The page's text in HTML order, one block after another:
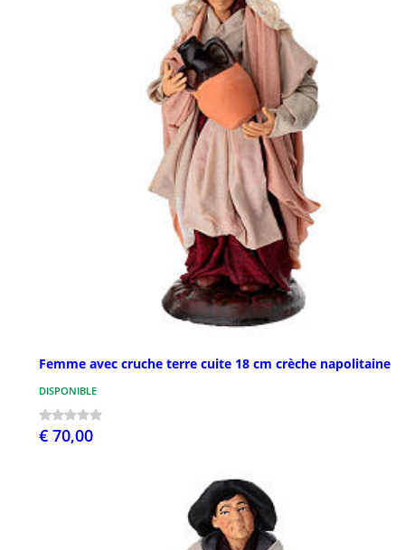
Femme avec cruche terre cuite 18 cm crèche napolitaine
DISPONIBLE
€ 70,00